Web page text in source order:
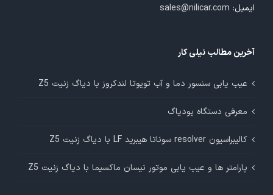
ایمیل: sales@nilicar.com
آخرین مطالب نیلی کار
عیب یابی سنسور دما و آب تویوتا لندکروز با دیاگ زنیت Z5
معرفی دستگاه یودیاگ
کالیبراسیون resolver سوناتا هیبرید LF با دیاگ زنیت Z5
پارامتر ها و عیب یابی موتور نیسان ماکسیما با دیاگ زنیت Z5